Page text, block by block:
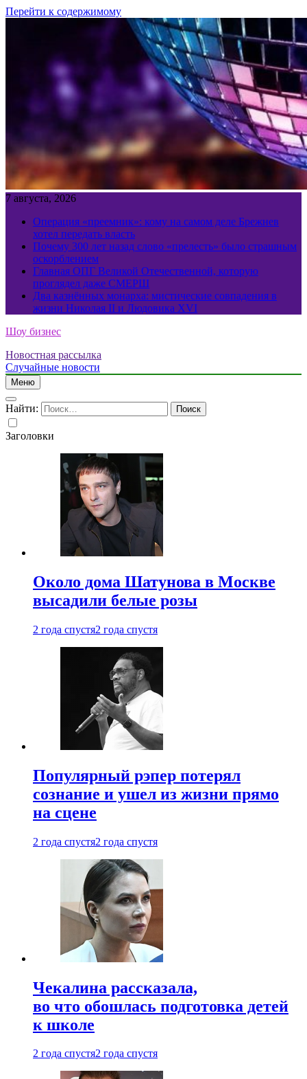
Перейти к содержимому
7 августа, 2026
Операция «преемник»: кому на самом деле Брежнев
хотел передать власть
Почему 300 лет назад слово «прелесть» было страшным
оскорблением
Главная ОПГ Великой Отечественной, которую
проглядел даже СМЕРШ
Два казнённых монарха: мистические совпадения в
жизни Николая II и Людовика XVI
Шоу бизнес
Новостная рассылка
Случайные новости
Меню
Найти:
Заголовки
Около дома Шатунова в Москве
высадили белые розы
2 года спустя2 года спустя
Популярный рэпер потерял
сознание и ушел из жизни прямо
на сцене
2 года спустя2 года спустя
Чекалина рассказала,
во что обошлась подготовка детей
к школе
2 года спустя2 года спустя